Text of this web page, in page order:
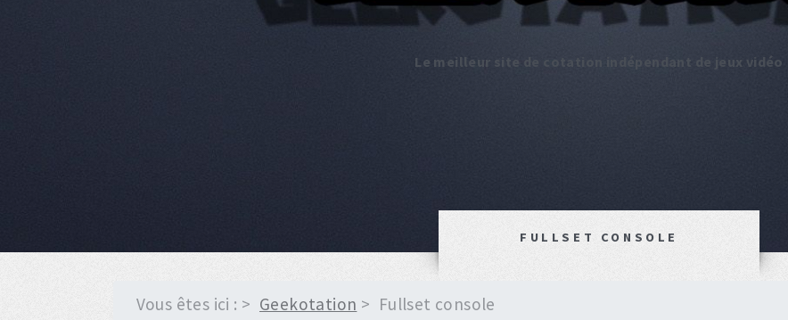
Le meilleur site de cotation indépendant de jeux vidéo
FULLSET CONSOLE
Vous êtes ici : Geekotation Fullset console